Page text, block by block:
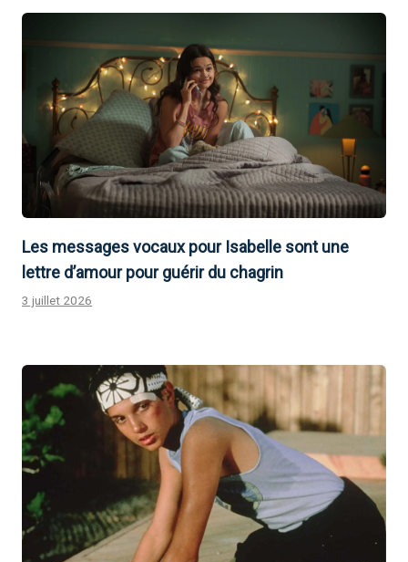
Les messages vocaux pour Isabelle sont une
lettre d’amour pour guérir du chagrin
3 juillet 2026